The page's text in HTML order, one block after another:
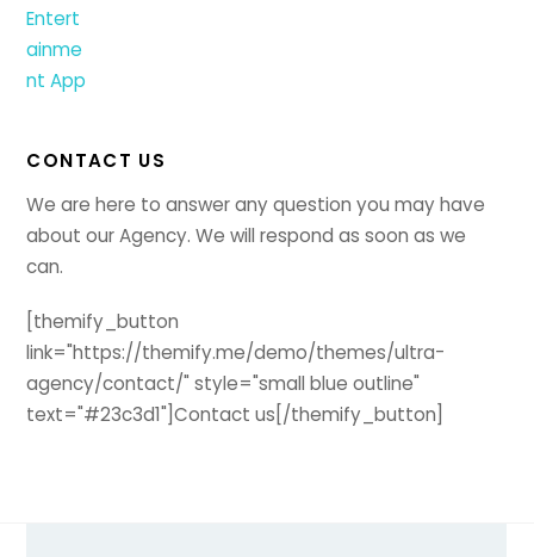
CONTACT US
We are here to answer any question you may have
about our Agency. We will respond as soon as we
can.
[themify_button
link="https://themify.me/demo/themes/ultra-
agency/contact/" style="small blue outline"
text="#23c3d1"]Contact us[/themify_button]